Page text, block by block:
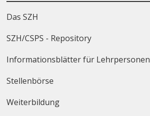
Das SZH
SZH/CSPS - Repository
Informationsblätter für Lehrpersonen
Stellenbörse
Weiterbildung